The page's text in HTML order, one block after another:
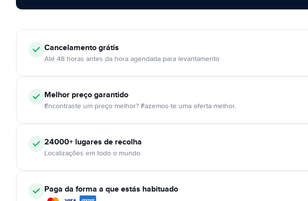
Cancelamentográtis
Até 48 horas antes da hora agendada para levantamento
Melhor preço garantido
Encontraste um preço melhor? Fazemos-te uma oferta melhor.
24000+ lugares de recolha
Localizações em todo o mundo
Paga da forma a que estás habituado